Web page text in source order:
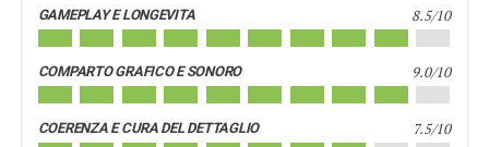
GAMEPLAY E LONGEVITA 8.5/10
COMPARTO GRAFICO E SONORO 9.0/10
COERENZA E CURA DEL DETTAGLIO 7.5/10